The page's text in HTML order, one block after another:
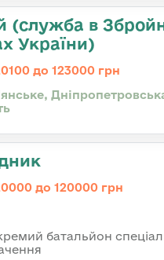
(служба в
України)
до 123000 грн
до 120000 грн
батальйон